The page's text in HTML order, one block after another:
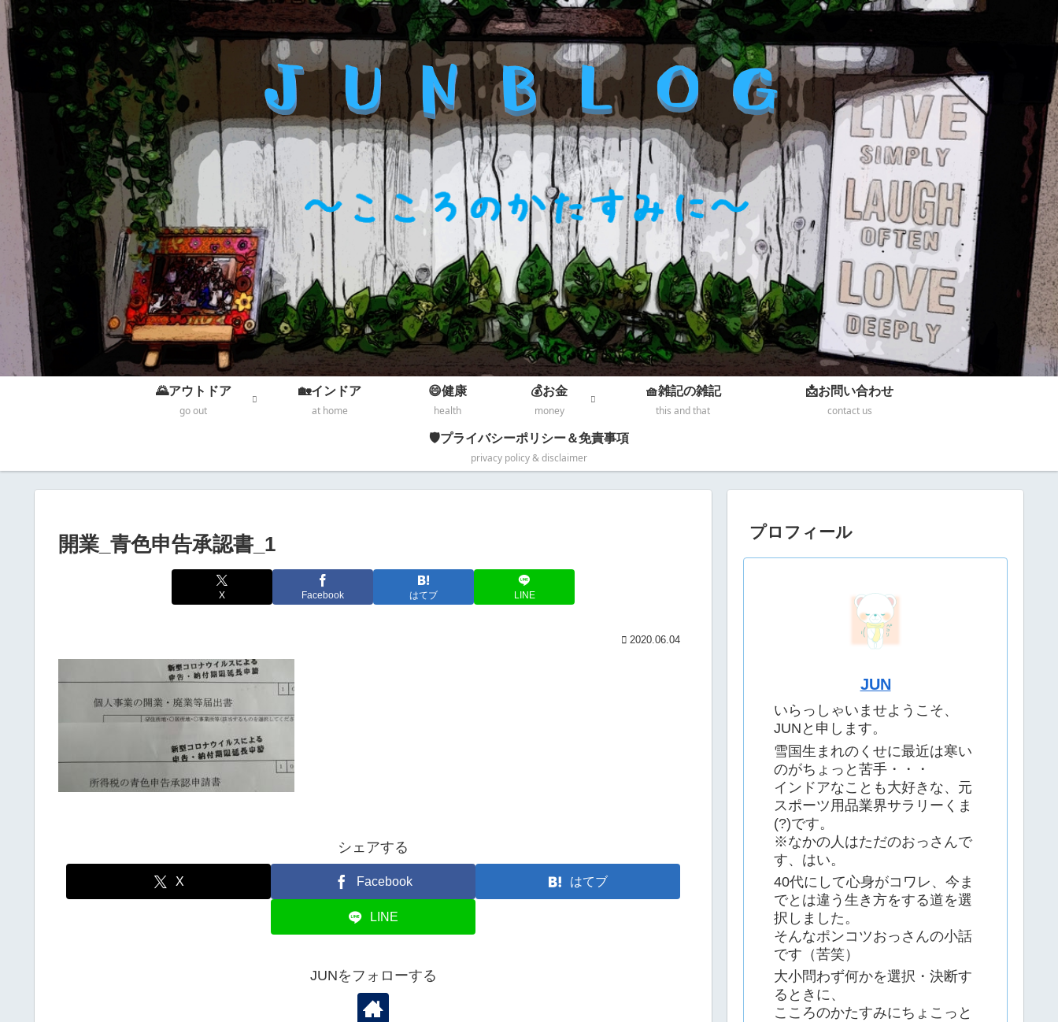
🌄アウトドア
go out
🏡インドア
at home
😄健康
health
💰お金
money
🧺雑記の雑記
this and that
📩お問い合わせ
contact us
🛡️プライバシーポリシー＆免責事項
privacy policy & disclaimer
開業_青色申告承認書_1
X Facebook はてブ LINE
2020.06.04
シェアする
X Facebook はてブ
LINE
JUNをフォローする
プロフィール
JUN
いらっしゃいませようこそ、
JUNと申します。
雪国生まれのくせに最近は寒い
のがちょっと苦手・・・
インドアなことも大好きな、元
スポーツ用品業界サラリーくま
(?)です。
※なかの人はただのおっさんで
す、はい。
40代にして心身がコワレ、今ま
でとは違う生き方をする道を選
択しました。
そんなポンコツおっさんの小話
です（苦笑）
大小問わず何かを選択・決断す
るときに、
こころのかたすみにちょこっと